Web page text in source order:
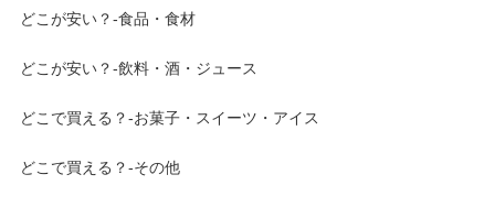
どこが安い？-食品・食材
どこが安い？-飲料・酒・ジュース
どこで買える？-お菓子・スイーツ・アイス
どこで買える？-その他